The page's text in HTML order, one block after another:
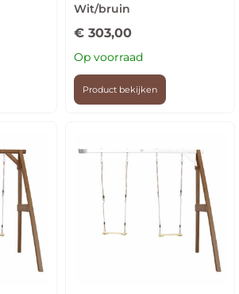
Wit/bruin
€ 303,00
Op voorraad
Product bekijken